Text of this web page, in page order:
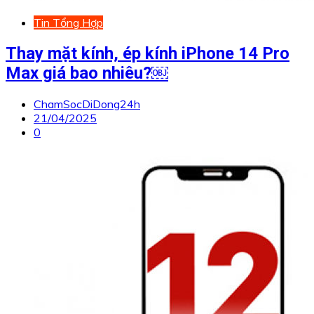
Tin Tổng Hợp
Thay mặt kính, ép kính iPhone 14 Pro
Max giá bao nhiêu?￼
ChamSocDiDong24h
21/04/2025
0